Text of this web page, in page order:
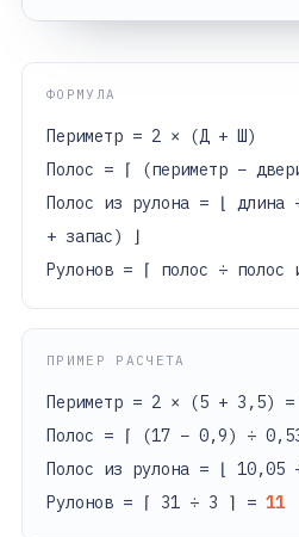
ФОРМУЛА
Периметр = 2 × (Д + Ш)
Полос = ⌈ (периметр −
Полос из рулона = ⌊ длина
+ запас) ⌋
Рулонов = ⌈ полос ÷ полос
ПРИМЕР РАСЧЕТА
Периметр = 2 × (5 + 3,5)
Полос = ⌈ (17 − 0,9) ÷
Полос из рулона = ⌊
Рулонов = ⌈ 31 ÷ 3 ⌉ = 11